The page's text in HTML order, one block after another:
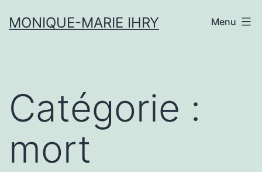
auMONIQUE-MARIE IHRY Menu
Catégorie :
mort